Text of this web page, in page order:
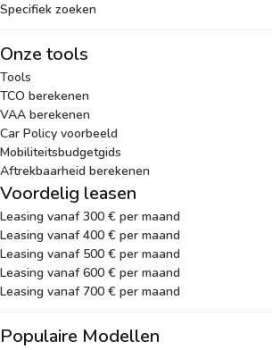
Specifiek zoeken
Onze tools
Tools
TCO berekenen
VAA berekenen
Car Policy voorbeeld
Mobiliteitsbudgetgids
Aftrekbaarheid berekenen
Voordelig leasen
Leasing vanaf 300 € per maand
Leasing vanaf 400 € per maand
Leasing vanaf 500 € per maand
Leasing vanaf 600 € per maand
Leasing vanaf 700 € per maand
Populaire Modellen